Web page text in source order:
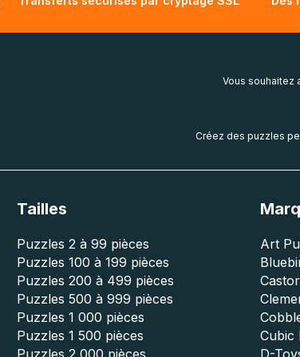
Vous souhaitez
Créez des puzzles
Tailles
Puzzles 2 à 99 pièces
Puzzles 100 à 199 pièces
Puzzles 200 à 499 pièces
Puzzles 500 à 999 pièces
Puzzles 1 000 pièces
Puzzles 1 500 pièces
Puzzles 2 000 pièces
Art
Cubic
D-